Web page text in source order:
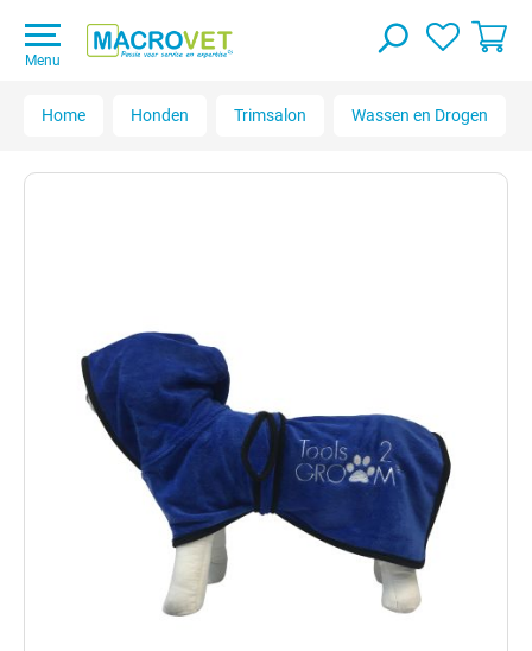
Menu
Home Honden Trimsalon Wassen en Drogen